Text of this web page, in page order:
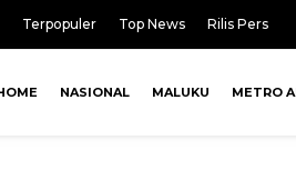
Terpopuler Top News Rilis Pers
NASIONAL MALUKU METRO